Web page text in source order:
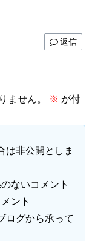
返信
ません。 ※ が付
は非公開としま
ないコメント
ント
ログから承って